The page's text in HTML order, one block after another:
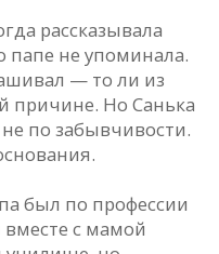
рассказывала
не упоминала.
— то ли из
причине. Но Санька
по забывчивости.
был по профессии
с мамой